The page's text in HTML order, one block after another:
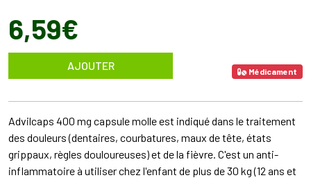
6,59€
AJOUTER Médicament
Advilcaps 400 mg capsule molle est indiqué dans le traitement
des douleurs (dentaires, courbatures, maux de tête, états
grippaux, règles douloureuses) et de la fièvre. C'est un anti-
inflammatoire à utiliser chez l'enfant de plus de 30 kg (12 ans et